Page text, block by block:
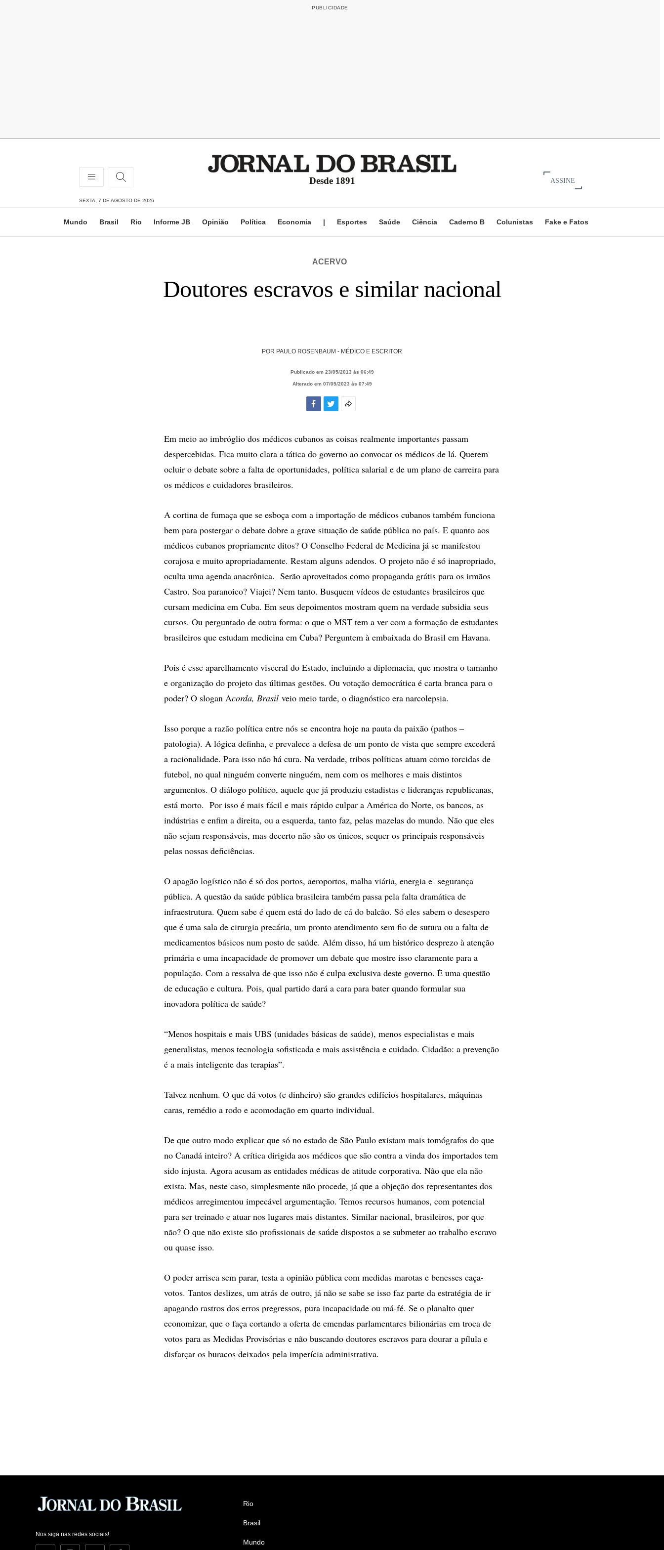
Desde 1891 ASSINE
SEXTA, 7 DE AGOSTO DE 2026
Mundo Brasil Rio Informe JB Opinião Política Economia | Esportes Saúde Ciência Caderno B Colunistas Fake e Fatos
ACERVO
Doutores escravos e similar nacional
POR PAULO ROSENBAUM - MÉDICO E ESCRITOR
Publicado em 23/05/2013 às 06:49
Alterado em 07/05/2023 às 07:49
compartilhamento
Em meio ao imbróglio dos médicos cubanos as coisas realmente importantes passam
despercebidas. Fica muito clara a tática do governo ao convocar os médicos de lá. Querem
ocluir o debate sobre a falta de oportunidades, política salarial e de um plano de carreira para
os médicos e cuidadores brasileiros.
A cortina de fumaça que se esboça com a importação de médicos cubanos também funciona
bem para postergar o debate dobre a grave situação de saúde pública no país. E quanto aos
médicos cubanos propriamente ditos? O Conselho Federal de Medicina já se manifestou
corajosa e muito apropriadamente. Restam alguns adendos. O projeto não é só inapropriado,
oculta uma agenda anacrônica. Serão aproveitados como propaganda grátis para os irmãos
Castro. Soa paranoico? Viajei? Nem tanto. Busquem vídeos de estudantes brasileiros que
cursam medicina em Cuba. Em seus depoimentos mostram quem na verdade subsidia seus
cursos. Ou perguntado de outra forma: o que o MST tem a ver com a formação de estudantes
brasileiros que estudam medicina em Cuba? Perguntem à embaixada do Brasil em Havana.
Pois é esse aparelhamento visceral do Estado, incluindo a diplomacia, que mostra o tamanho
e organização do projeto das últimas gestões. Ou votação democrática é carta branca para o
poder? O slogan Acorda, Brasil veio meio tarde, o diagnóstico era narcolepsia.
Isso porque a razão política entre nós se encontra hoje na pauta da paixão (pathos –
patologia). A lógica definha, e prevalece a defesa de um ponto de vista que sempre excederá
a racionalidade. Para isso não há cura. Na verdade, tribos políticas atuam como torcidas de
futebol, no qual ninguém converte ninguém, nem com os melhores e mais distintos
argumentos. O diálogo político, aquele que já produziu estadistas e lideranças republicanas,
está morto. Por isso é mais fácil e mais rápido culpar a América do Norte, os bancos, as
indústrias e enfim a direita, ou a esquerda, tanto faz, pelas mazelas do mundo. Não que eles
não sejam responsáveis, mas decerto não são os únicos, sequer os principais responsáveis
pelas nossas deficiências.
O apagão logístico não é só dos portos, aeroportos, malha viária, energia e segurança
pública. A questão da saúde pública brasileira também passa pela falta dramática de
infraestrutura. Quem sabe é quem está do lado de cá do balcão. Só eles sabem o desespero
que é uma sala de cirurgia precária, um pronto atendimento sem fio de sutura ou a falta de
medicamentos básicos num posto de saúde. Além disso, há um histórico desprezo à atenção
primária e uma incapacidade de promover um debate que mostre isso claramente para a
população. Com a ressalva de que isso não é culpa exclusiva deste governo. É uma questão
de educação e cultura. Pois, qual partido dará a cara para bater quando formular sua
inovadora política de saúde?
“Menos hospitais e mais UBS (unidades básicas de saúde), menos especialistas e mais
generalistas, menos tecnologia sofisticada e mais assistência e cuidado. Cidadão: a prevenção
é a mais inteligente das terapias”.
Talvez nenhum. O que dá votos (e dinheiro) são grandes edifícios hospitalares, máquinas
caras, remédio a rodo e acomodação em quarto individual.
De que outro modo explicar que só no estado de São Paulo existam mais tomógrafos do que
no Canadá inteiro? A crítica dirigida aos médicos que são contra a vinda dos importados tem
sido injusta. Agora acusam as entidades médicas de atitude corporativa. Não que ela não
exista. Mas, neste caso, simplesmente não procede, já que a objeção dos representantes dos
médicos arregimentou impecável argumentação. Temos recursos humanos, com potencial
para ser treinado e atuar nos lugares mais distantes. Similar nacional, brasileiros, por que
não? O que não existe são profissionais de saúde dispostos a se submeter ao trabalho escravo
ou quase isso.
O poder arrisca sem parar, testa a opinião pública com medidas marotas e benesses caça-
votos. Tantos deslizes, um atrás de outro, já não se sabe se isso faz parte da estratégia de ir
apagando rastros dos erros pregressos, pura incapacidade ou má-fé. Se o planalto quer
economizar, que o faça cortando a oferta de emendas parlamentares bilionárias em troca de
votos para as Medidas Provisórias e não buscando doutores escravos para dourar a pílula e
disfarçar os buracos deixados pela imperícia administrativa.
Nos siga nas redes sociais!
Rio
Brasil
Mundo